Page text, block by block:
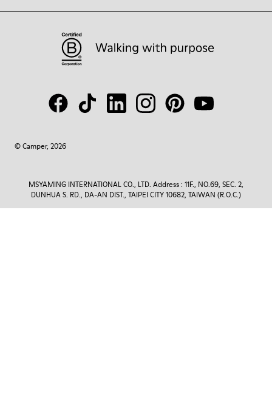
© Camper, 2026
MSYAMING INTERNATIONAL CO., LTD. Address : 11F., NO.69, SEC. 2,
DUNHUA S. RD., DA-AN DIST., TAIPEI CITY 10682, TAIWAN (R.O.C.)